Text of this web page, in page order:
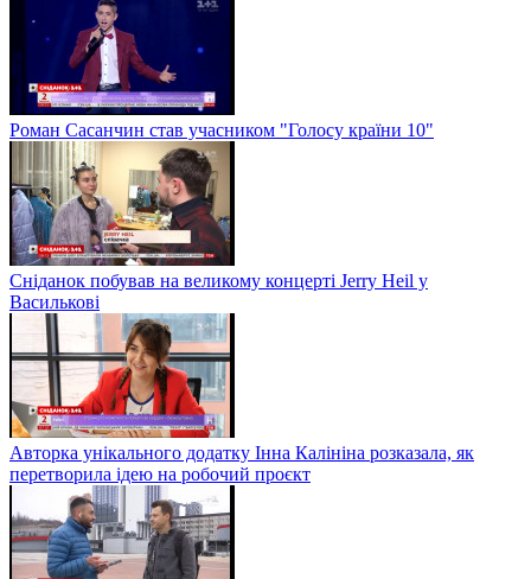
Роман Сасанчин став учасником "Голосу країни 10"
Сніданок побував на великому концерті Jerry Heil у
Василькові
Авторка унікального додатку Інна Калініна розказала, як
перетворила ідею на робочий проєкт